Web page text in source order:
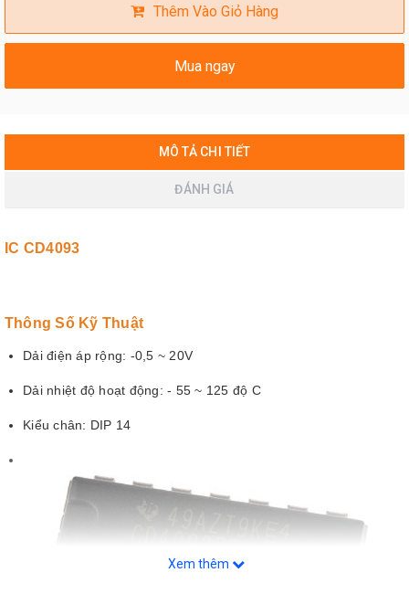
Thêm Vào Giỏ Hàng
Mua ngay
MÔ TẢ CHI TIẾT
ĐÁNH GIÁ
IC CD4093
Thông Số Kỹ Thuật
Dải điện áp rộng: -0,5 ~ 20V
Dải nhiệt độ hoạt động: - 55 ~ 125 độ C
Kiểu chân: DIP 14
Xem thêm